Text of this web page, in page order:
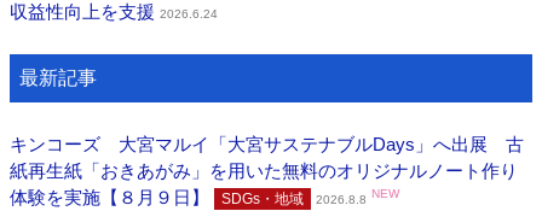
収益性向上を支援 2026.6.24
最新記事
キンコーズ 大宮マルイ「大宮サステナブルDays」へ出展 古
紙再生紙「おきあがみ」を用いた無料のオリジナルノート作り
体験を実施【８月９日】
SDGs・地域 2026.8.8 NEW